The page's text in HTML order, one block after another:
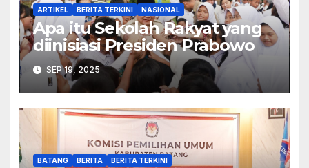
ARTIKEL BERITA TERKINI NASIONAL
Apa itu Sekolah Rakyat yang
diinisiasi Presiden Prabowo
SEP 19, 2025
BATANG BERITA BERITA TERKINI